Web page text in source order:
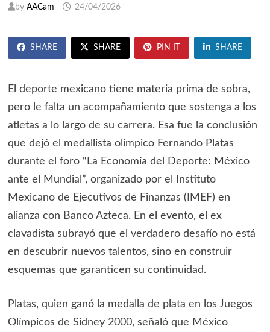
by AACam 24/04/2026
SHARE SHARE PIN IT SHARE
El deporte mexicano tiene materia prima de sobra,
pero le falta un acompañamiento que sostenga a los
atletas a lo largo de su carrera. Esa fue la conclusión
que dejó el medallista olímpico Fernando Platas
durante el foro “La Economía del Deporte: México
ante el Mundial”, organizado por el Instituto
Mexicano de Ejecutivos de Finanzas (IMEF) en
alianza con Banco Azteca. En el evento, el ex
clavadista subrayó que el verdadero desafío no está
en descubrir nuevos talentos, sino en construir
esquemas que garanticen su continuidad.
Platas, quien ganó la medalla de plata en los Juegos
Olímpicos de Sídney 2000, señaló que México